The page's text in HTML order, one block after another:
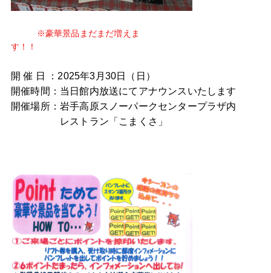
※豪華景品まだまだ増えま
す！！
開 催 日 ：2025年3月30日（日）
開催時間：当日館内放送にてアナウンスいたします
開催場所：岩手高原スノーパークセンタープラザ内
レストラン「こまくさ」